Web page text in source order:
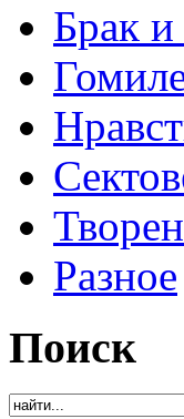
Брак и
Разное
Поиск